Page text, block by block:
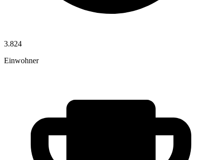
3.824
Einwohner